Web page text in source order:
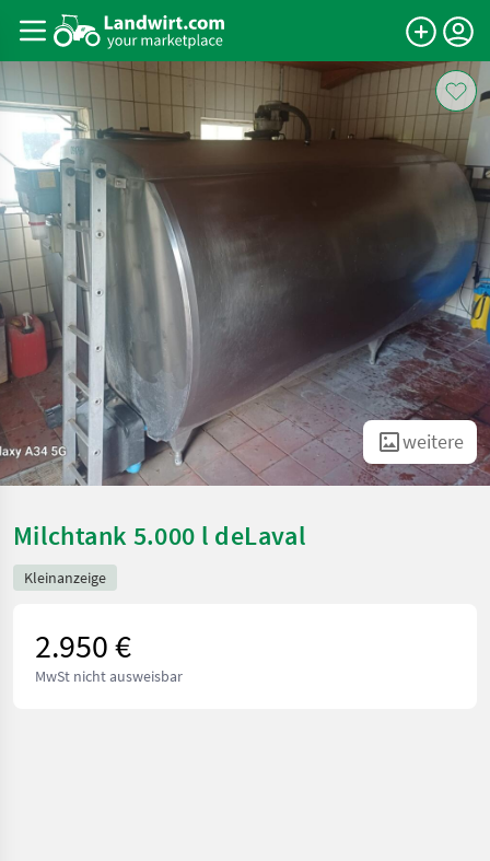
weitere
Milchtank 5.000 l deLaval
Kleinanzeige
2.950 €
MwSt nicht ausweisbar